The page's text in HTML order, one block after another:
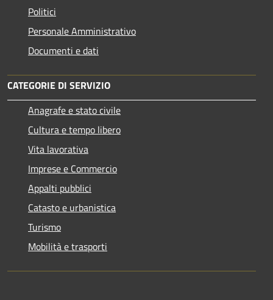
Politici
Personale Amministrativo
Documenti e dati
CATEGORIE DI SERVIZIO
Anagrafe e stato civile
Cultura e tempo libero
Vita lavorativa
Imprese e Commercio
Appalti pubblici
Catasto e urbanistica
Turismo
Mobilità e trasporti